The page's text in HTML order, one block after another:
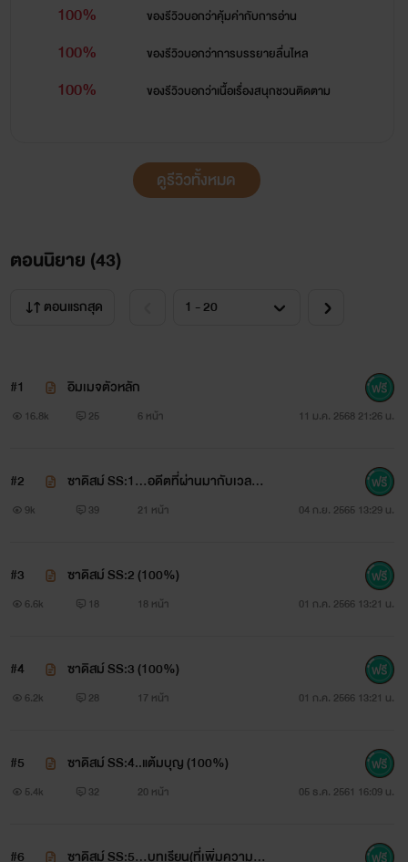
ปล.อ่อนไหวง่ายโลกสวยผ่านป้ายหน้าครับ
ไม่มีความเห็นใจปราณีหัวใจบางๆอีก...
แห่งโลกความเจ็บปวดและปนความสุขโลก
ของแห่งความฝันที่สะเหมือนจริง ไม่รับคน
อ่อนแอกว่านิยายเราอีกต่อไป...
ดราม่าหนักเพราะอยากเขียนผลงานแนวนี้
เด็ดแน่นอน...
อยากแต่งแนวนี้จริงๆครับคิดฝันไว้สักเรื่อง
แบบนี้
ด้วยนะครับ
ขอแค่คนไม่ดูถูกผลงานคนอื่น ขอไม่เม้น
100% ของรีวิวบอกว่าคุ้มค่ากับการอ่าน
100% ของรีวิวบอกว่าการบรรยายลื่นไหล
100% ของรีวิวบอกว่าเนื้อเรื่องสนุกชวนติดตาม
ดูรีวิวทั้งหมด
ตอนนิยาย (43)
ตอนแรกสุด
#1 อิมเมจตัวหลัก
16.8k 25 6 หน้า 11 ม.ค. 2568 21:26 น.
#2
ซาดิสม์ SS:1...อดีตที่ผ่านมากับเวลาปั
จจุบัน...
9k 39 21 หน้า 04 ก.ย. 2565 13:29 น.
#3 ซาดิสม์ SS:2 (100%)
6.6k 18 18 หน้า 01 ก.ค. 2566 13:21 น.
#4 ซาดิสม์ SS:3 (100%)
6.2k 28 17 หน้า 01 ก.ค. 2566 13:21 น.
#5 ซาดิสม์ SS:4..แต้มบุญ (100%)
5.4k 32 20 หน้า 05 ธ.ค. 2561 16:09 น.
#6 ซาดิสม์ SS:5...บทเรียน(ที่เพิ่มความเก